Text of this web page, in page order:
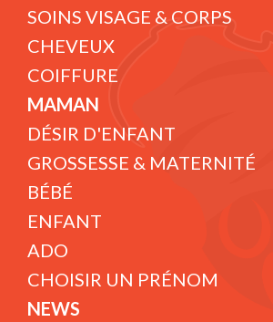
SOINS VISAGE & CORPS
CHEVEUX
COIFFURE
MAMAN
DÉSIR D'ENFANT
GROSSESSE & MATERNITÉ
BÉBÉ
ENFANT
ADO
CHOISIR UN PRÉNOM
NEWS